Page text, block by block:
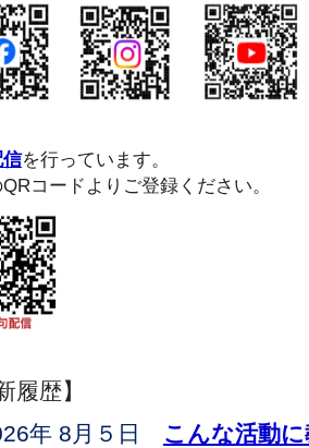
を行っています。
コードよりご登録ください。
履歴】
年 8月５日 こんな活動